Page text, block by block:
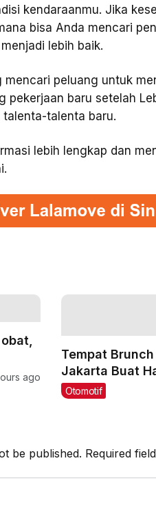
kendaraanmu. Jika
bisa Anda mencari
lebih baik.
mencari peluang untuk
pekerjaan baru setelah
talenta-talenta baru.
lebih lengkap dan
ago
Tempat
Jakarta Buat
Weekend
Otomotif
be published. Required